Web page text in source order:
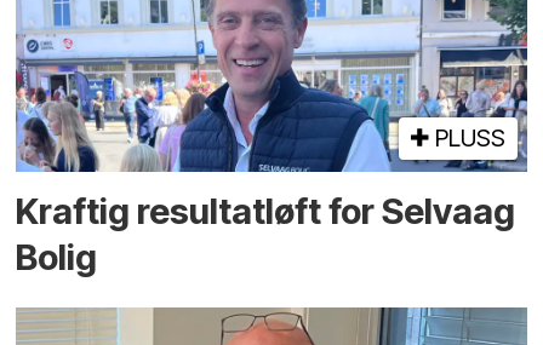
PLUSS
Kraftig resultatløft for Selvaag
Bolig